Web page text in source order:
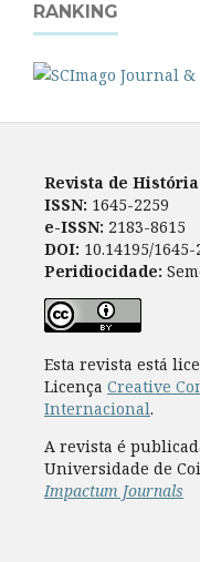
RANKING
Revista de
ISSN: 1645-2259
e-ISSN: 2183-8615
DOI: 10.14195/1645-
Peridiocidade:
Esta revista está
Licença Creative
Internacional.
A revista é
Universidade de
Impactum Journals